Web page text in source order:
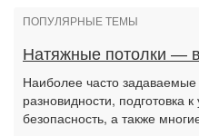
ПОПУЛЯРНЫЕ ТЕМЫ
Натяжные потолки —
Наиболее часто
разновидности, подготовка
безопасность, а также